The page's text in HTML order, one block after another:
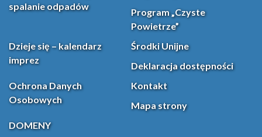
spalanie odpadów
Program „Czyste
Powietrze”
Dzieje się – kalendarz
imprez
Środki Unijne
Deklaracja dostępności
Ochrona Danych
Osobowych
Kontakt
Mapa strony
DOMENY